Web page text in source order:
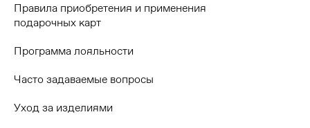
Правила приобретения и применения
подарочных карт
Программа лояльности
Часто задаваемые вопросы
Уход за изделиями